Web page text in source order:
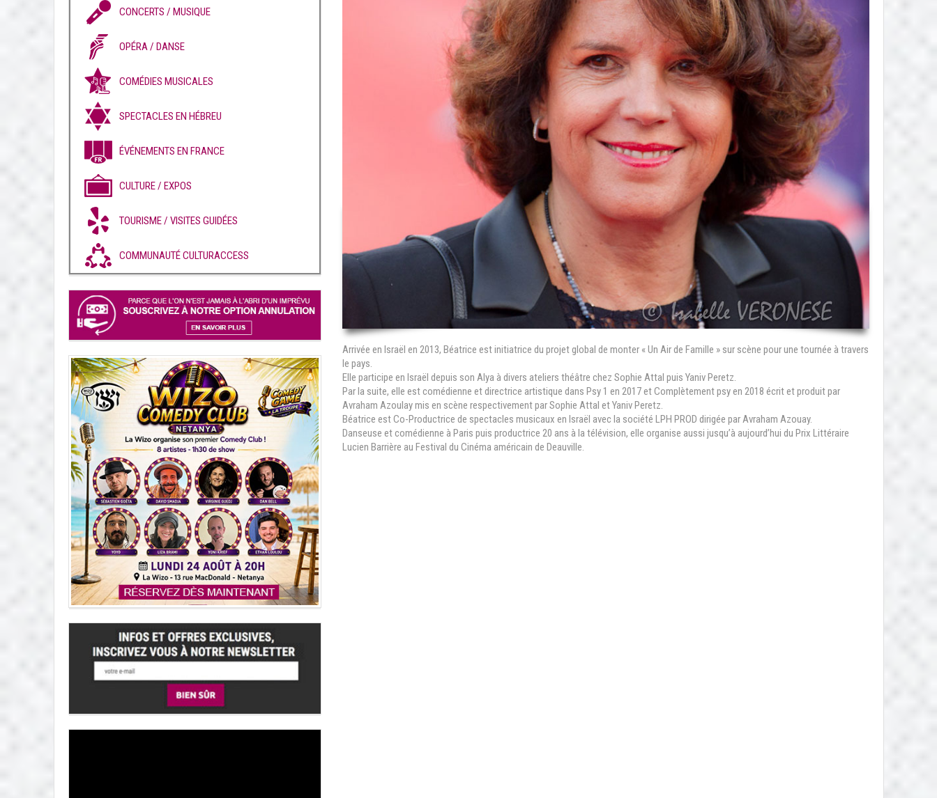
CONCERTS / MUSIQUE
OPÉRA / DANSE
COMÉDIES MUSICALES
SPECTACLES EN HÉBREU
ÉVÉNEMENTS EN FRANCE
CULTURE / EXPOS
TOURISME / VISITES GUIDÉES
COMMUNAUTÉ CULTURACCESS
Arrivée en Israël en 2013, Béatrice est initiatrice du projet global de monter « Un Air de Famille » sur scène pour une tournée à travers
le pays.
Elle participe en Israël depuis son Alya à divers ateliers théâtre chez Sophie Attal puis Yaniv Peretz.
Par la suite, elle est comédienne et directrice artistique dans Psy 1 en 2017 et Complètement psy en 2018 écrit et produit par
Avraham Azoulay mis en scène respectivement par Sophie Attal et Yaniv Peretz.
Béatrice est Co-Productrice de spectacles musicaux en Israël avec la société LPH PROD dirigée par Avraham Azouay.
Danseuse et comédienne à Paris puis productrice 20 ans à la télévision, elle organise aussi jusqu’à aujourd’hui du Prix Littéraire
Lucien Barrière au Festival du Cinéma américain de Deauville.